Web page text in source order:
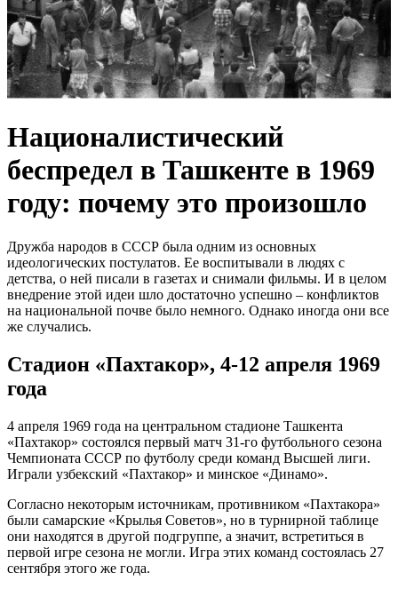
Националистический
беспредел в Ташкенте в 1969
году: почему это произошло
Дружба народов в СССР была одним из основных
идеологических постулатов. Ее воспитывали в людях с
детства, о ней писали в газетах и снимали фильмы. И в целом
внедрение этой идеи шло достаточно успешно – конфликтов
на национальной почве было немного. Однако иногда они все
же случались.
Стадион «Пахтакор», 4-12 апреля 1969
года
4 апреля 1969 года на центральном стадионе Ташкента
«Пахтакор» состоялся первый матч 31-го футбольного сезона
Чемпионата СССР по футболу среди команд Высшей лиги.
Играли узбекский «Пахтакор» и минское «Динамо».
Согласно некоторым источникам, противником «Пахтакора»
были самарские «Крылья Советов», но в турнирной таблице
они находятся в другой подгруппе, а значит, встретиться в
первой игре сезона не могли. Игра этих команд состоялась 27
сентября этого же года.